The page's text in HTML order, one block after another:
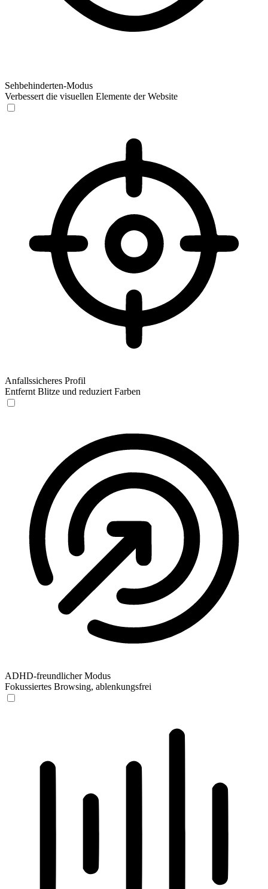
Sehbehinderten-Modus
Verbessert die visuellen Elemente der Website
Anfallssicheres Profil
Entfernt Blitze und reduziert Farben
ADHD-freundlicher Modus
Fokussiertes Browsing, ablenkungsfrei